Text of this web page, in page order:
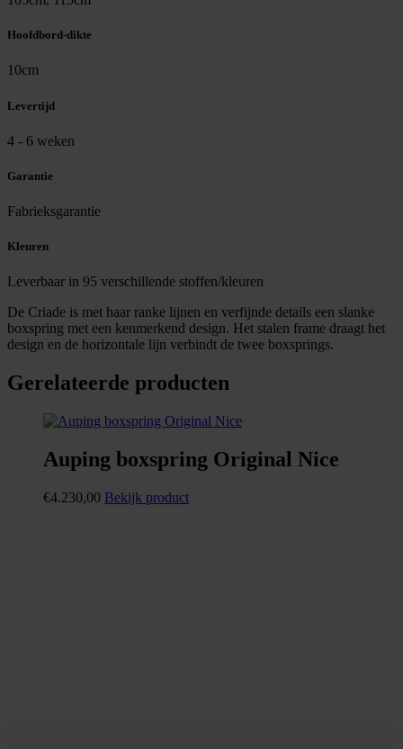
Hoofdbord-dikte
10cm
Levertijd
4 - 6 weken
Garantie
Fabrieksgarantie
Kleuren
Leverbaar in 95 verschillende stoffen/kleuren
De Criade is met haar ranke lijnen en verfijnde details een slanke
boxspring met een kenmerkend design. Het stalen frame draagt het
design en de horizontale lijn verbindt de twee boxsprings.
Gerelateerde producten
Auping boxspring Original Nice
€4.230,00 Bekijk product